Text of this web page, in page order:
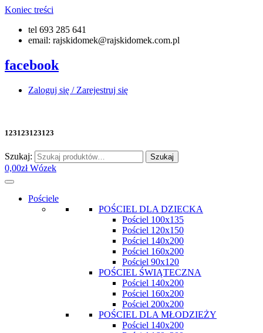
Koniec treści
tel 693 285 641
email: rajskidomek@rajskidomek.com.pl
facebook
Zaloguj się / Zarejestruj się
123123123123
Szukaj: Szukaj
0,00zł Wózek
Pościele
POŚCIEL DLA DZIECKA
Pościel 100x135
Pościel 120x150
Pościel 140x200
Pościel 160x200
Pościel 90x120
POŚCIEL ŚWIĄTECZNA
Pościel 140x200
Pościel 160x200
Pościel 200x200
POŚCIEL DLA MŁODZIEŻY
Pościel 140x200